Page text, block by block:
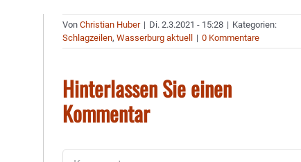
VonChristian Huber | Di. 2.3.2021 - 15:28 | Kategorien:
Schlagzeilen,Wasserburg aktuell | 0 Kommentare
Hinterlassen Sie einen
Kommentar